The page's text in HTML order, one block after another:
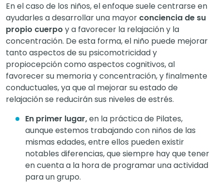
En el caso de los niños, el enfoque suele centrarse en
ayudarles a desarrollar una mayor conciencia de su
propio cuerpo y a favorecer la relajación y la
concentración. De esta forma, el niño puede mejorar
tanto aspectos de su psicomotricidad y
propiocepción como aspectos cognitivos, al
favorecer su memoria y concentración, y finalmente
conductuales, ya que al mejorar su estado de
relajación se reducirán sus niveles de estrés.
En primer lugar,en la práctica de Pilates,
aunque estemos trabajando con niños de las
mismas edades, entre ellos pueden existir
notables diferencias, que siempre hay que tener
en cuenta a la hora de programar una actividad
para un grupo.